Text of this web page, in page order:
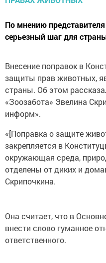
По мнению
серьезный шаг для
Внесение поправок в
защиты прав животных,
страны. Об этом
«Зоозабота» Эвелина
информ».
«[Поправка о защите
закрепляется в
окружающая среда,
отделены от диких и
Скрипочкина.
Она считает, что в
внести слово гуманное
ответственного.